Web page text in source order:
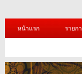
หน้าแรก รายก